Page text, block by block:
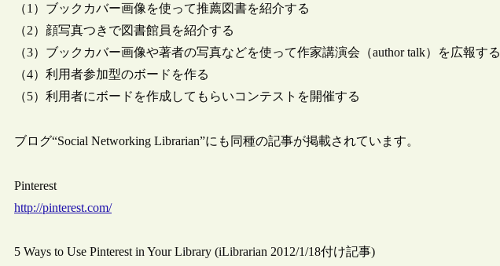
（1）ブックカバー画像を使って推薦図書を紹介する
（2）顔写真つきで図書館員を紹介する
（3）ブックカバー画像や著者の写真などを使って作家講演会（author talk）を広報する
（4）利用者参加型のボードを作る
（5）利用者にボードを作成してもらいコンテストを開催する
ブログ“Social Networking Librarian”にも同種の記事が掲載されています。
Pinterest
http://pinterest.com/
5 Ways to Use Pinterest in Your Library (iLibrarian 2012/1/18付け記事)